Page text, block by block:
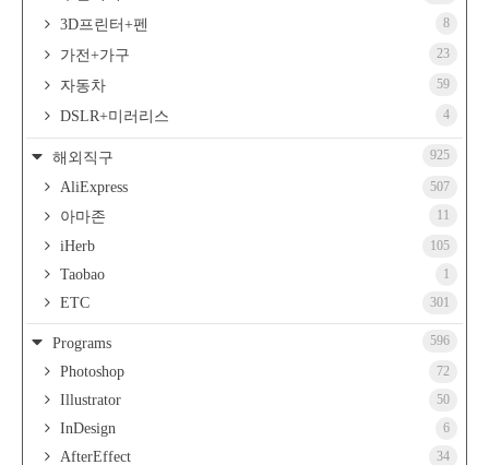
3D프린터+펜 8
가전+가구 23
자동차 59
DSLR+미러리스 4
해외직구 925
AliExpress 507
아마존 11
iHerb 105
Taobao 1
ETC 301
Programs 596
Photoshop 72
Illustrator 50
InDesign 6
AfterEffect 34